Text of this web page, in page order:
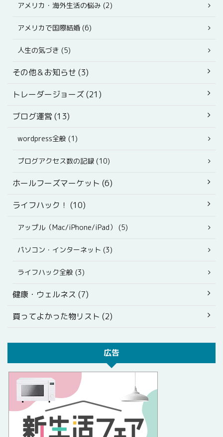
アメリカ・海外生活の悩み (2)
アメリカで国際結婚 (6)
人生の気づき (5)
その他＆お知らせ (3)
トレーダージョーズ (21)
ブログ運営 (13)
wordpress全般 (1)
ブログアクセス数の記録 (10)
ホールフーズマーケット (6)
ライフハック！ (10)
アップル（Mac/iPhone/iPad） (5)
パソコン・インターネット (3)
ライフハック全般 (3)
健康・ウェルネス (7)
買ってよかった物リスト (2)
広告